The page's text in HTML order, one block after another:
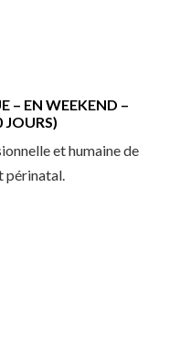
– EN WEEKEND –
JOURS)
et humaine de
périnatal.